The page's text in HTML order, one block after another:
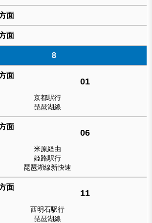
8
01
京都駅行
琵琶湖線
06
米原経由
姫路駅行
琵琶湖線新快速
11
西明石駅行
琵琶湖線